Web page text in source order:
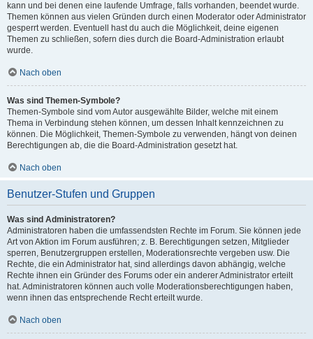
kann und bei denen eine laufende Umfrage, falls vorhanden, beendet wurde.
Themen können aus vielen Gründen durch einen Moderator oder Administrator
gesperrt werden. Eventuell hast du auch die Möglichkeit, deine eigenen
Themen zu schließen, sofern dies durch die Board-Administration erlaubt
wurde.
Nach oben
Was sind Themen-Symbole?
Themen-Symbole sind vom Autor ausgewählte Bilder, welche mit einem
Thema in Verbindung stehen können, um dessen Inhalt kennzeichnen zu
können. Die Möglichkeit, Themen-Symbole zu verwenden, hängt von deinen
Berechtigungen ab, die die Board-Administration gesetzt hat.
Nach oben
Benutzer-Stufen und Gruppen
Was sind Administratoren?
Administratoren haben die umfassendsten Rechte im Forum. Sie können jede
Art von Aktion im Forum ausführen; z. B. Berechtigungen setzen, Mitglieder
sperren, Benutzergruppen erstellen, Moderationsrechte vergeben usw. Die
Rechte, die ein Administrator hat, sind allerdings davon abhängig, welche
Rechte ihnen ein Gründer des Forums oder ein anderer Administrator erteilt
hat. Administratoren können auch volle Moderationsberechtigungen haben,
wenn ihnen das entsprechende Recht erteilt wurde.
Nach oben